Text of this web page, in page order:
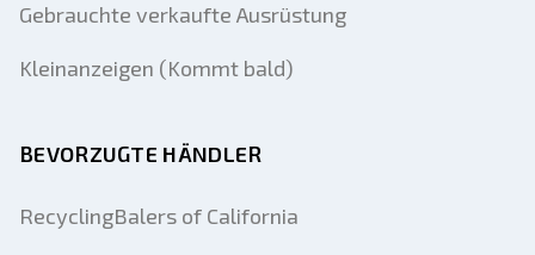
Gebrauchte verkaufte Ausrüstung
Kleinanzeigen (Kommt bald)
BEVORZUGTE HÄNDLER
RecyclingBalers of California